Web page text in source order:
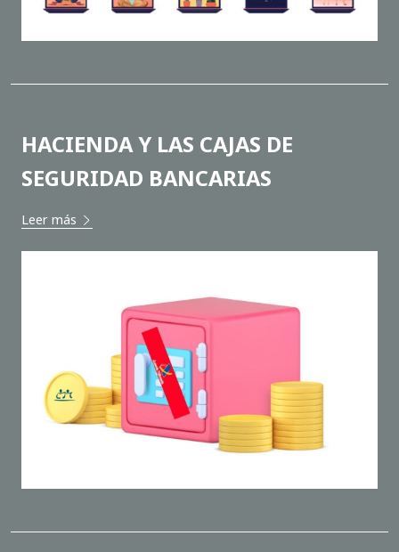
HACIENDA Y LAS CAJAS DE
SEGURIDAD BANCARIAS
Leer más